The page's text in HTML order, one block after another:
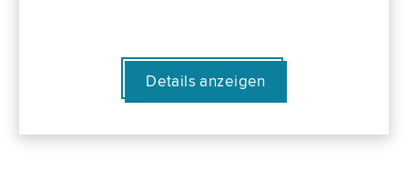
Details anzeigen